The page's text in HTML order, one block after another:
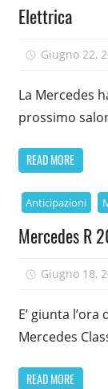
Elettrica
Giugno 22,
La Mercedes
prossimo
READ MORE
Anticipazioni
Mercedes R
Giugno 18,
E’ giunta
Mercedes
READ MORE